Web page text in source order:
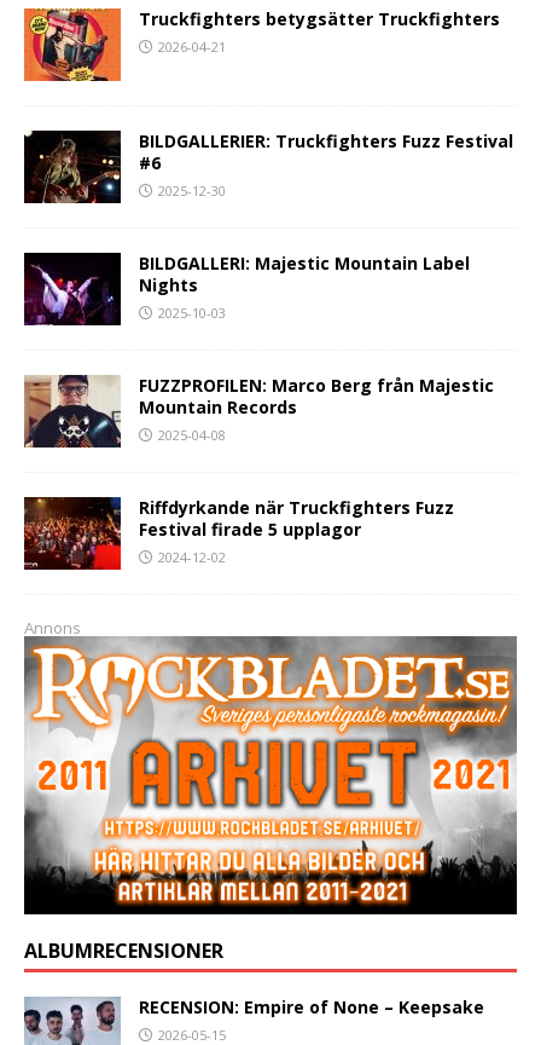
Truckfighters betygsätter Truckfighters
2026-04-21
BILDGALLERIER: Truckfighters Fuzz Festival
#6
2025-12-30
BILDGALLERI: Majestic Mountain Label
Nights
2025-10-03
FUZZPROFILEN: Marco Berg från Majestic
Mountain Records
2025-04-08
Riffdyrkande när Truckfighters Fuzz
Festival firade 5 upplagor
2024-12-02
Annons
ALBUMRECENSIONER
RECENSION: Empire of None – Keepsake
2026-05-15